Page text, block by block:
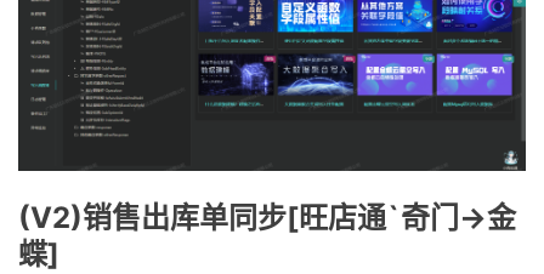
(V2)销售出库单同步[旺店通`奇门->金
蝶]